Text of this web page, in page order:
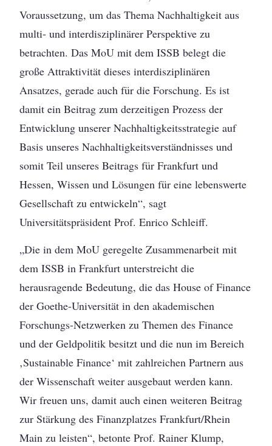
Voraussetzung, um das Thema Nachhaltigkeit aus
multi- und interdisziplinärer Perspektive zu
betrachten. Das MoU mit dem ISSB belegt die
große Attraktivität dieses interdisziplinären
Ansatzes, gerade auch für die Forschung. Es ist
damit ein Beitrag zum derzeitigen Prozess der
Entwicklung unserer Nachhaltigkeitsstrategie auf
Basis unseres Nachhaltigkeitsverständnisses und
somit Teil unseres Beitrags für Frankfurt und
Hessen, Wissen und Lösungen für eine lebenswerte
Gesellschaft zu entwickeln“, sagt
Universitätspräsident Prof. Enrico Schleiff.
„Die in dem MoU geregelte Zusammenarbeit mit
dem ISSB in Frankfurt unterstreicht die
herausragende Bedeutung, die das House of Finance
der Goethe-Universität in den akademischen
Forschungs-Netzwerken zu Themen des Finance
und der Geldpolitik besitzt und die nun im Bereich
‚Sustainable Finance‘ mit zahlreichen Partnern aus
der Wissenschaft weiter ausgebaut werden kann.
Wir freuen uns, damit auch einen weiteren Beitrag
zur Stärkung des Finanzplatzes Frankfurt/Rhein
Main zu leisten“, betonte Prof. Rainer Klump,